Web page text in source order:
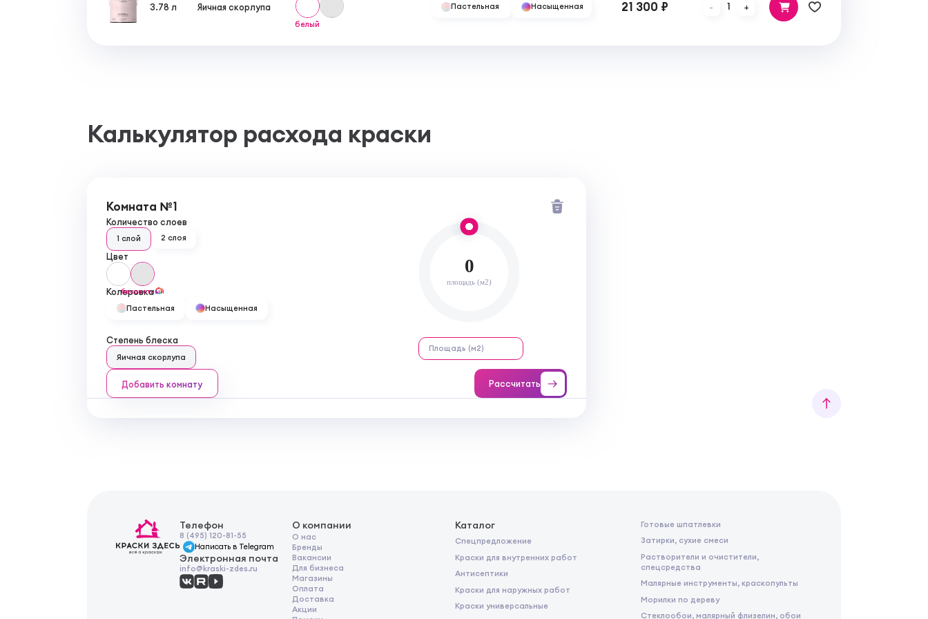
Сделано в Канаде
3.78 л Яичная скорлупа
белый
Пастельная Насыщенная 21 300 ₽ - 1 +
Калькулятор расхода краски
Комната №1
Количество слоев
1 слой 2 слоя
Цвет
бесцветный
Колеровка
Пастельная Насыщенная
Степень блеска
Яичная скорлупа
0
площадь (м2)
Добавить комнату Рассчитать
Телефон
8 (495) 120-81-55
Написать в Telegram
Электронная почта
info@kraski-zdes.ru
О компании
О нас
Бренды
Вакансии
Для бизнеса
Магазины
Оплата
Доставка
Акции
Каталог
Спецпредложение
Краски для внутренних работ
Антисептики
Краски для наружных работ
Краски универсальные
Готовые шпатлевки
Затирки, сухие смеси
Растворители и очистители,
спецсредства
Малярные инструменты, краскопульты
Морилки по дереву
Стеклообои, малярный флизелин, обои